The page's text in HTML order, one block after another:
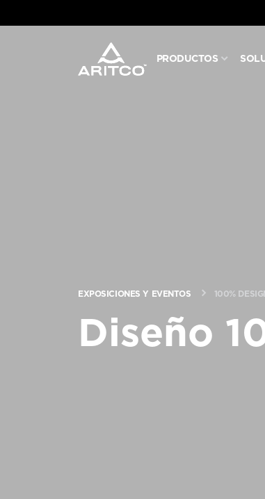
PRODUCTOS
PRODUCTOS
Pedir un HomeKit digital
EXPOSICIONES Y EVENTOS 100%
Diseño